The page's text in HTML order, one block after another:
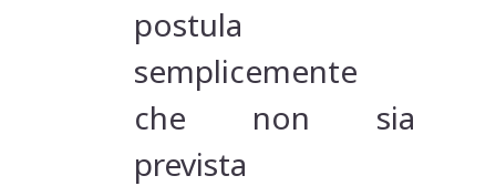
postula
semplicemente
che non sia
prevista